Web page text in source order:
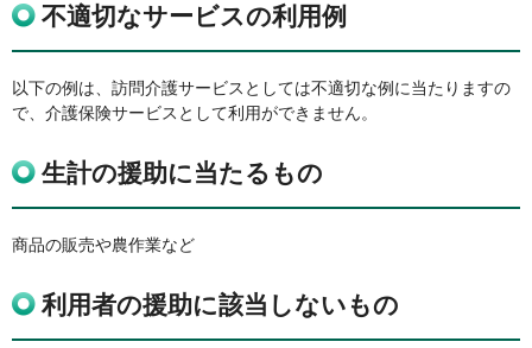
不適切なサービスの利用例
以下の例は、訪問介護サービスとしては不適切な例に当たりますの
で、介護保険サービスとして利用ができません。
生計の援助に当たるもの
商品の販売や農作業など
利用者の援助に該当しないもの